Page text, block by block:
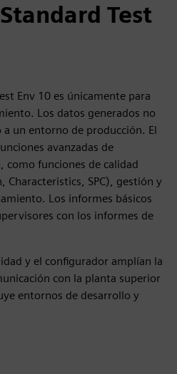
Test
Env 10 es únicamente para
Los datos generados no
a un entorno de producción. El
avanzadas de
como funciones de calidad
Characteristics, SPC), gestión y
Los informes básicos
con los informes de
y el configurador amplían la
con la planta superior
entornos de desarrollo y